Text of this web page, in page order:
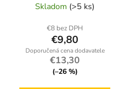
Skladom (>5 ks)
€8 bez DPH
€9,80
€13,30
(–26 %)